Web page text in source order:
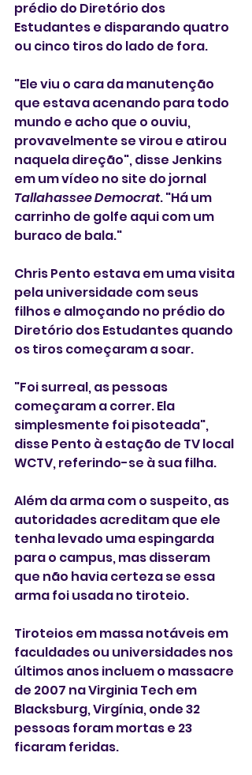
prédio do Diretório dos
Estudantes e disparando quatro
ou cinco tiros do lado de fora.
"Ele viu o cara da manutenção
que estava acenando para todo
mundo e acho que o ouviu,
provavelmente se virou e atirou
naquela direção", disse Jenkins
em um vídeo no site do jornal
Tallahassee Democrat. "Há um
carrinho de golfe aqui com um
buraco de bala."
Chris Pento estava em uma visita
pela universidade com seus
filhos e almoçando no prédio do
Diretório dos Estudantes quando
os tiros começaram a soar.
"Foi surreal, as pessoas
começaram a correr. Ela
simplesmente foi pisoteada",
disse Pento à estação de TV local
WCTV, referindo-se à sua filha.
Além da arma com o suspeito, as
autoridades acreditam que ele
tenha levado uma espingarda
para o campus, mas disseram
que não havia certeza se essa
arma foi usada no tiroteio.
Tiroteios em massa notáveis em
faculdades ou universidades nos
últimos anos incluem o massacre
de 2007 na Virginia Tech em
Blacksburg, Virgínia, onde 32
pessoas foram mortas e 23
ficaram feridas.